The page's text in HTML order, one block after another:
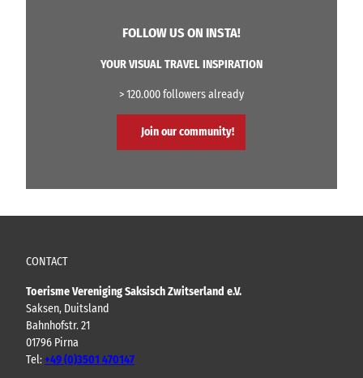
FOLLOW US ON INSTA!
YOUR VISUAL TRAVEL INSPIRATION
> 120.000 followers already
Join our community!
CONTACT
Toerisme Vereniging Saksisch Zwitserland e.V.
Saksen, Duitsland
Bahnhofstr. 21
01796 Pirna
Tel:+49 (0)3501 470147